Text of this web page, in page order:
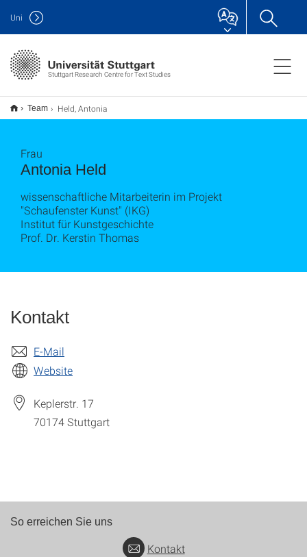
Stuttgart Research Centre for Text Studies
Uni
Team Held, Antonia
Antonia Held
Frau
wissenschaftliche Mitarbeiterin im Projekt
"Schaufenster Kunst" (IKG)
Institut für Kunstgeschichte
Prof. Dr. Kerstin Thomas
Kontakt
E-Mail
Website
Keplerstr. 17
70174Stuttgart
So erreichen Sie uns
Kontakt